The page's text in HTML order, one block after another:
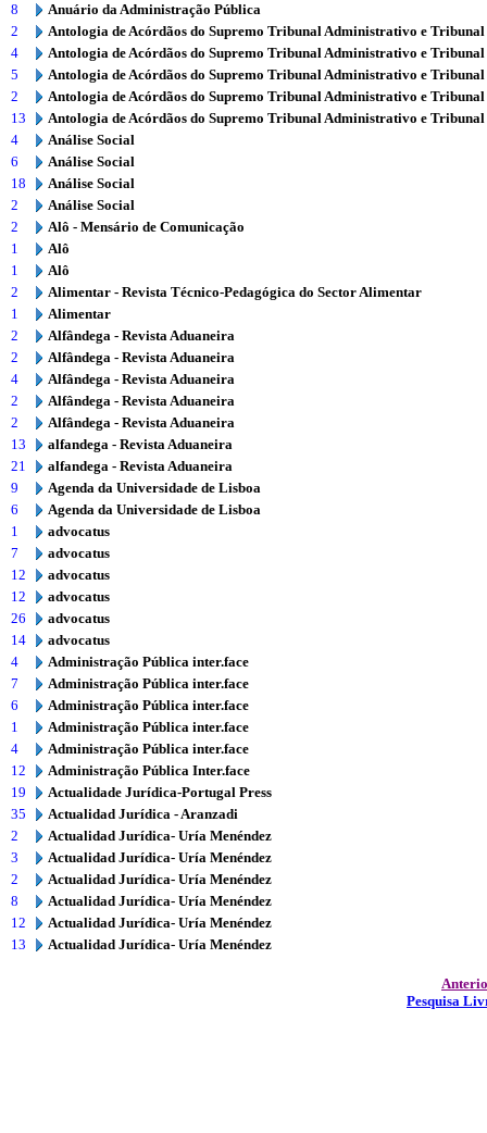
8
Anuário da Administração Pública
2
Antologia de Acórdãos do Supremo Tribunal Administrativo e
4
Antologia de Acórdãos do Supremo Tribunal Administrativo e
5
Antologia de Acórdãos do Supremo Tribunal Administrativo e
2
Antologia de Acórdãos do Supremo Tribunal Administrativo e
13
Antologia de Acórdãos do Supremo Tribunal Administrativo e
4
Análise Social
6
Análise Social
18
Análise Social
2
Análise Social
2
Alô - Mensário de Comunicação
1
Alô
1
Alô
2
Alimentar - Revista Técnico-Pedagógica do Sector Alimentar
1
Alimentar
2
Alfândega - Revista Aduaneira
2
Alfândega - Revista Aduaneira
4
Alfândega - Revista Aduaneira
2
Alfândega - Revista Aduaneira
2
Alfândega - Revista Aduaneira
13
alfandega - Revista Aduaneira
21
alfandega - Revista Aduaneira
9
Agenda da Universidade de Lisboa
6
Agenda da Universidade de Lisboa
1
advocatus
7
advocatus
12
advocatus
12
advocatus
26
advocatus
14
advocatus
4
Administração Pública inter.face
7
Administração Pública inter.face
6
Administração Pública inter.face
1
Administração Pública inter.face
4
Administração Pública inter.face
12
Administração Pública Inter.face
19
Actualidade Jurídica-Portugal Press
35
Actualidad Jurídica - Aranzadi
2
Actualidad Jurídica- Uría Menéndez
3
Actualidad Jurídica- Uría Menéndez
2
Actualidad Jurídica- Uría Menéndez
8
Actualidad Jurídica- Uría Menéndez
12
Actualidad Jurídica- Uría Menéndez
13
Actualidad Jurídica- Uría Menéndez
Pesquisa